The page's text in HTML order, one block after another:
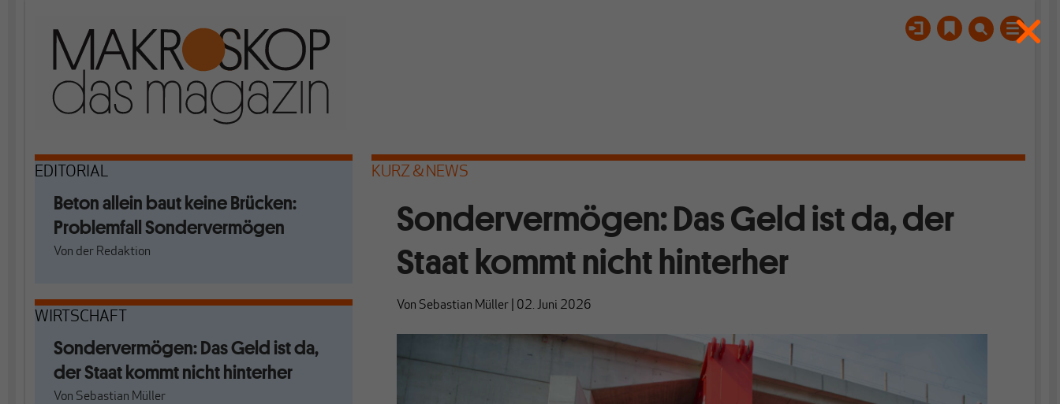
EDITORIAL
Beton allein baut keine Brücken:
Problemfall Sondervermögen
Von der Redaktion
WIRTSCHAFT
Sondervermögen: Das Geld ist da,
der Staat kommt nicht hinterher
Von Sebastian Müller
KURZ & NEWS
Sondervermögen: Das Geld ist da, der
Staat kommt nicht hinterher
Von Sebastian Müller 02. Juni 2026